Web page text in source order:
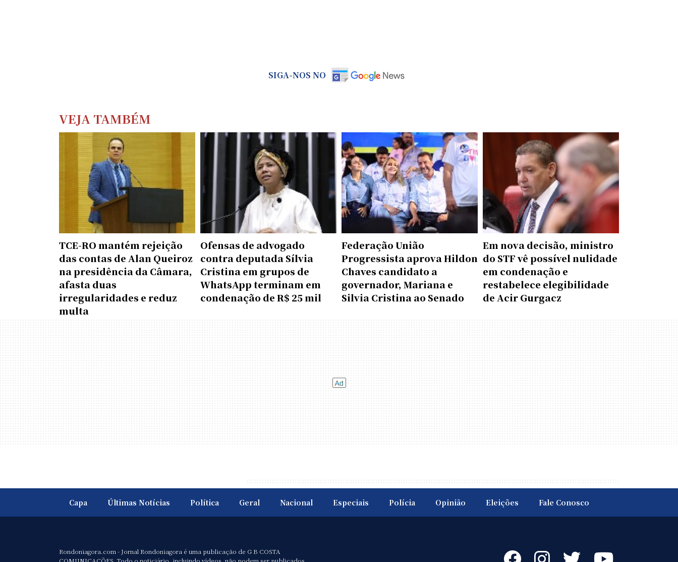
SIGA-NOS NO
VEJA TAMBÉM
TCE-RO mantém rejeição
das contas de Alan Queiroz
na presidência da Câmara,
afasta duas
irregularidades e reduz
multa
Ofensas de advogado
contra deputada Sílvia
Cristina em grupos de
WhatsApp terminam em
condenação de R$ 25 mil
Federação União
Progressista aprova Hildon
Chaves candidato a
governador, Mariana e
Silvia Cristina ao Senado
Em nova decisão, ministro
do STF vê possível nulidade
em condenação e
restabelece elegibilidade
de Acir Gurgacz
Capa Últimas Notícias Política Geral Nacional Especiais Polícia Opinião Eleições Fale Conosco
Rondoniagora.com - Jornal Rondoniagora é uma publicação de G B COSTA
COMUNICAÇÕES. Todo o noticiário, incluindo vídeos, não podem ser publicados,